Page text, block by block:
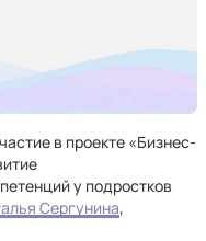
в проекте «Бизнес-
у подростков
Сергунина,